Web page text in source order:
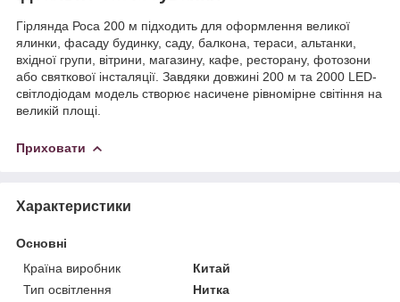
Гірлянда Роса 200 м підходить для оформлення великої
ялинки, фасаду будинку, саду, балкона, тераси, альтанки,
вхідної групи, вітрини, магазину, кафе, ресторану, фотозони
або святкової інсталяції. Завдяки довжині 200 м та 2000 LED-
світлодіодам модель створює насичене рівномірне світіння на
великій площі.
Приховати
Характеристики
Основні
Країна виробник
Китай
Тип освітлення
Нитка